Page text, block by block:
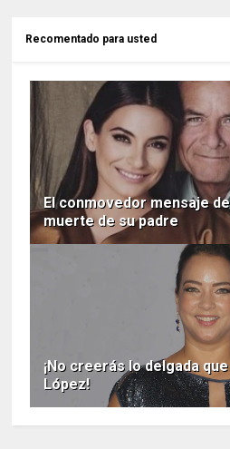
Recomentado para usted
El conmovedor mensaje
muerte de su padre
¡No creerás lo delgada
López!